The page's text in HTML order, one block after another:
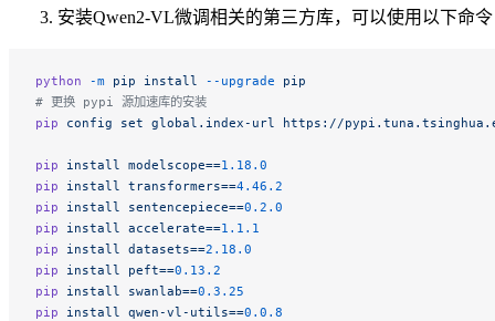
安装Qwen2-VL微调相关的第三方库，可以使用以下命
python -m pip install --upgrade pip
# 更换 pypi 源加速库的安装
pip config set global.index-url https://
pip install modelscope==1.18.0
pip install transformers==4.46.2
pip install sentencepiece==0.2.0
pip install accelerate==1.1.1
pip install datasets==2.18.0
pip install peft==0.13.2
pip install swanlab==0.3.25
pip install qwen-vl-utils==0.0.8